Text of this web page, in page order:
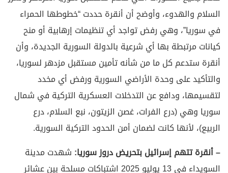
السلام والهدوء، وأوضح أن أنقرة حددت “خطوطها الحمراء
في سوريا”، وهي رفض تواجد أي تنظيمات إرهابية أو منح
كيانات مرتبطة بها أي شرعية بالدولة السورية الجديدة، وأن
أنقرة ستدعم كل ما من شأنه تأمين مستقبل مزدهر لسوريا،
والتأكيد على وحدة الأراضي السورية ورفض أي مخدد
لتقسيمها، ودافع عن التدخلات العسكرية التركية في شمال
سوريا وهي (درع الفرات، غصن الزيتون، نبع السلام، درع
الربيع)، لأنها كانت لضمان أمن الحدود التركية السورية.
– أنقرة تتهم إسرائيل بتحريض دروز سوريا: شهدت مدينة
السويداء في 13 يوليو 2025 اشتباكات مسلحة بين عشائر